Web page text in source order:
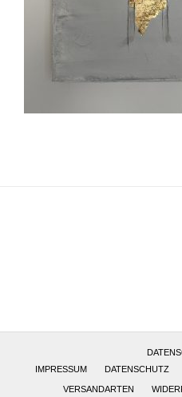
IMPRESSUM
DATENSCHUTZ
VERSANDARTEN